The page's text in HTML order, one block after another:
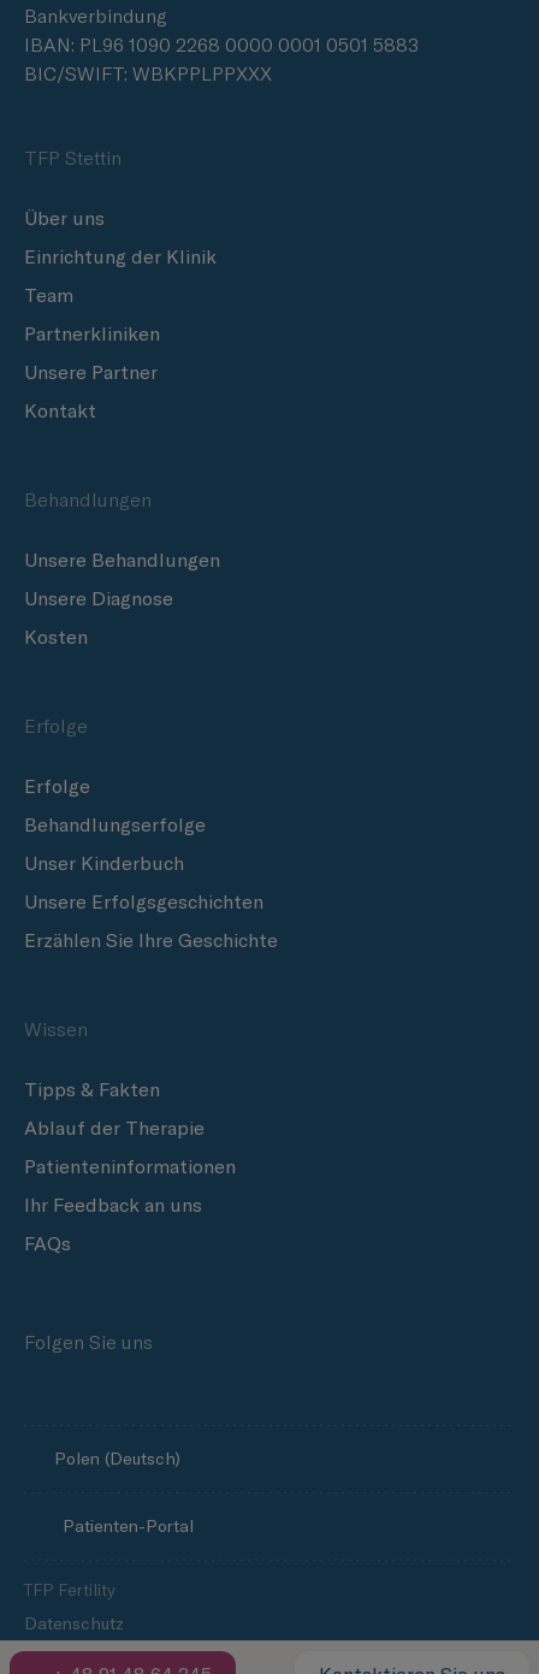
Bankverbindung
IBAN: PL96 1090 2268 0000 0001 0501 5883
BIC/SWIFT: WBKPPLPPXXX
TFP Stettin
Über uns
Einrichtung der Klinik
Team
Partnerkliniken
Unsere Partner
Kontakt
Behandlungen
Unsere Behandlungen
Unsere Diagnose
Kosten
Erfolge
Erfolge
Behandlungserfolge
Unser Kinderbuch
Unsere Erfolgsgeschichten
Erzählen Sie Ihre Geschichte
Wissen
Tipps & Fakten
Ablauf der Therapie
Patienteninformationen
Ihr Feedback an uns
FAQs
Folgen Sie uns
Polen (Deutsch)
Patienten-Portal
TFP Fertility
Datenschutz
Impressum (Polnisch)